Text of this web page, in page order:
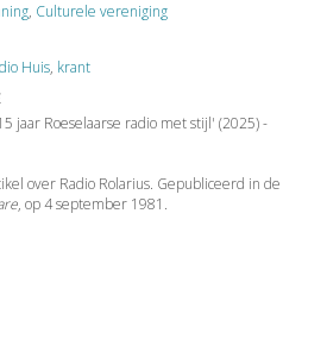
, Culturele vereniging
Huis, krant
jaar Roeselaarse radio met stijl' (2025) -
over Radio Rolarius. Gepubliceerd in de
, op 4 september 1981.